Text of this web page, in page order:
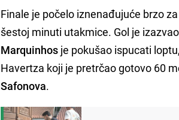
Finale je počelo iznenađujuće brzo
šestoj minuti utakmice. Gol je
Marquinhos je pokušao ispucati
Havertza koji je pretrčao gotovo 60
Safonova.